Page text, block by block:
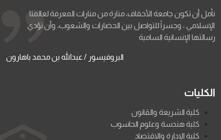
نأمل أن تكون جامعة الأحقاف، منارة من منارات المعرفة لعالمنا
الإسلامي ، وجسراً للتواصل بين الحضارات والشعوب، وأن تؤدي
رسالتها الإنسانية السامية
البروفيسور / عبدالله بن محمد باهارون
الكليات
كلية الشريعة والقانون
كلية هندسة وعلوم الحاسوب
كلية الإدارة والاقتصاد